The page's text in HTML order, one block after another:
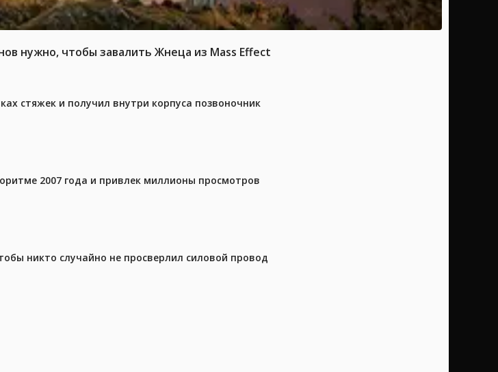
нужно, чтобы завалить Жнеца из Mass Effect
стяжек и получил внутри корпуса позвоночник
2007 года и привлек миллионы просмотров
никто случайно не просверлил силовой провод